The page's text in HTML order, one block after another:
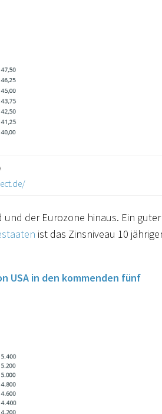
der Eurozone hinaus. Ein guter
ist das Zinsniveau 10
USA in den kommenden fünf